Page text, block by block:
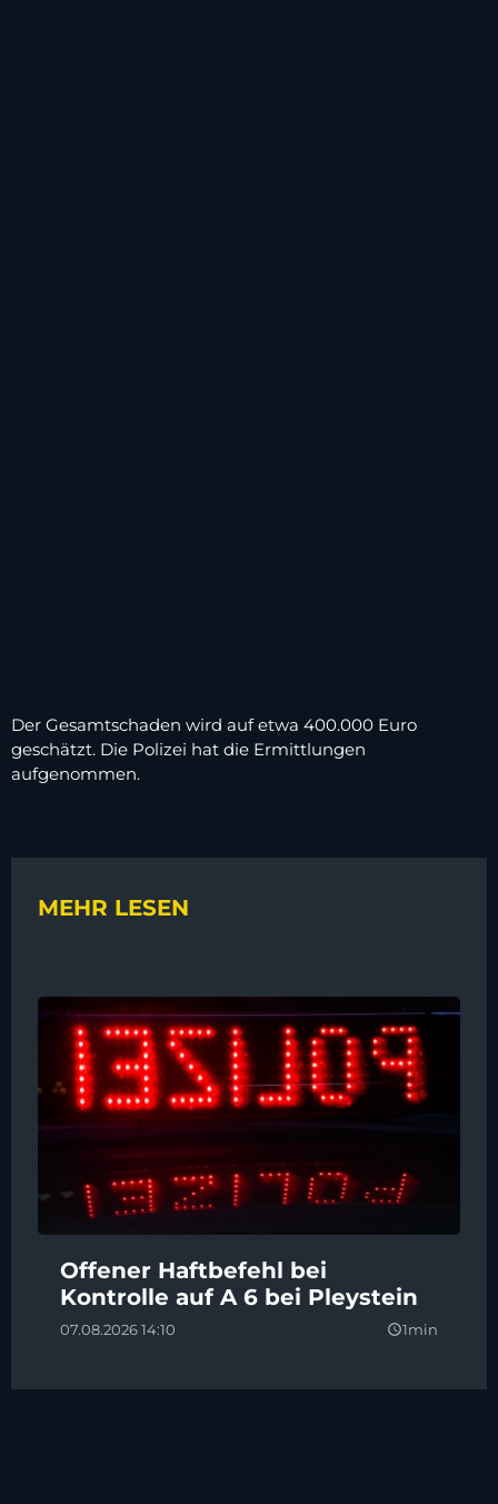
Der Gesamtschaden wird auf etwa 400.000 Euro
geschätzt. Die Polizei hat die Ermittlungen
aufgenommen.
MEHR LESEN
Offener Haftbefehl bei
Kontrolle auf A 6 bei Pleystein
07.08.2026 14:10 query_builder1min